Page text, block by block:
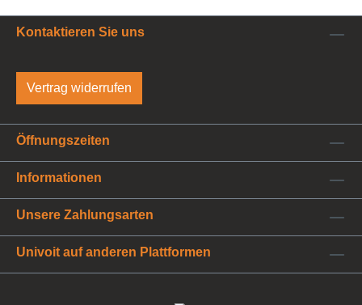
Kontaktieren Sie uns
Vertrag widerrufen
Öffnungszeiten
Informationen
Unsere Zahlungsarten
Univoit auf anderen Plattformen